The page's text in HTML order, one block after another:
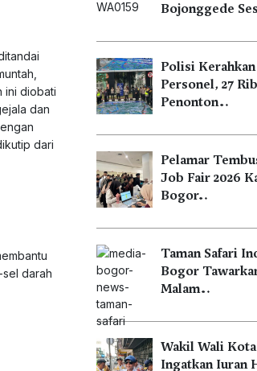
ini diobati
dan
dari
darah
Bojonggede
Polisi Kerahkan
Personel, 27
Penonton…
Pelamar
Job Fair 2026
Bogor…
Taman Safari
Bogor
Malam…
Wakil Wali
Ingatkan Iuran